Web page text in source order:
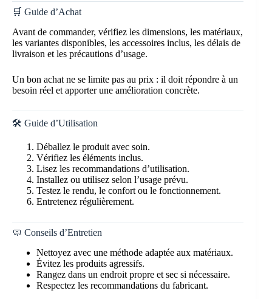
🛒 Guide d’Achat
Avant de commander, vérifiez les dimensions, les matériaux,
les variantes disponibles, les accessoires inclus, les délais de
livraison et les précautions d’usage.
Un bon achat ne se limite pas au prix : il doit répondre à un
besoin réel et apporter une amélioration concrète.
🛠️ Guide d’Utilisation
Déballez le produit avec soin.
Vérifiez les éléments inclus.
Lisez les recommandations d’utilisation.
Installez ou utilisez selon l’usage prévu.
Testez le rendu, le confort ou le fonctionnement.
Entretenez régulièrement.
🧼 Conseils d’Entretien
Nettoyez avec une méthode adaptée aux matériaux.
Évitez les produits agressifs.
Rangez dans un endroit propre et sec si nécessaire.
Respectez les recommandations du fabricant.